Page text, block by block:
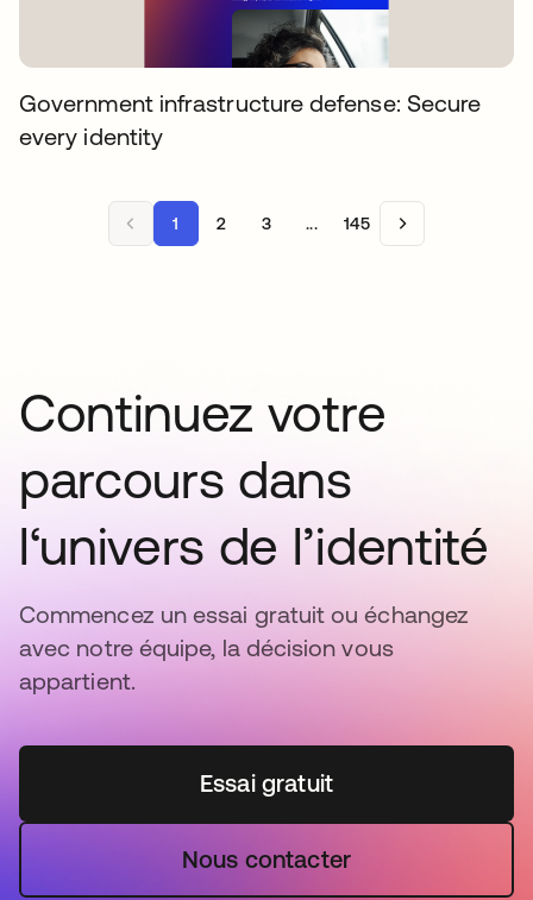
Government infrastructure defense: Secure
every identity
1 2 3 ... 145
Continuez votre
parcours dans
l‘univers de l’identité
Commencez un essai gratuit ou échangez
avec notre équipe, la décision vous
appartient.
Essai gratuit
Nous contacter